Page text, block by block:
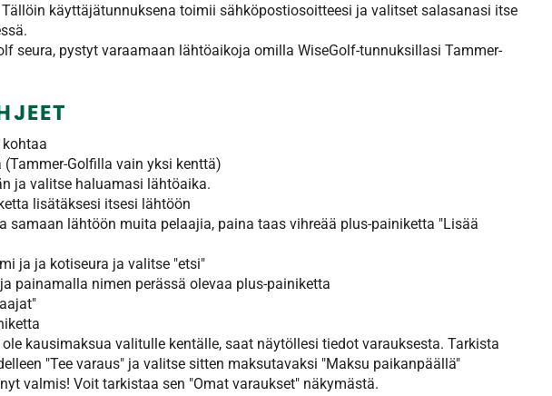
käyttäjätunnuksena toimii sähköpostiosoitteesi ja valitset salasanasi itse
seura, pystyt varaamaan lähtöaikoja omilla WiseGolf-tunnuksillasi Tammer-
Golfilla vain yksi kenttä)
ja valitse haluamasi lähtöaika.
lisätäksesi itsesi lähtöön
samaan lähtöön muita pelaajia, paina taas vihreää plus-painiketta "Lisää
ja ja kotiseura ja valitse "etsi"
painamalla nimen perässä olevaa plus-painiketta
kausimaksua valitulle kentälle, saat näytöllesi tiedot varauksesta. Tarkista
"Tee varaus" ja valitse sitten maksutavaksi "Maksu paikanpäällä"
valmis! Voit tarkistaa sen "Omat varaukset" näkymästä.